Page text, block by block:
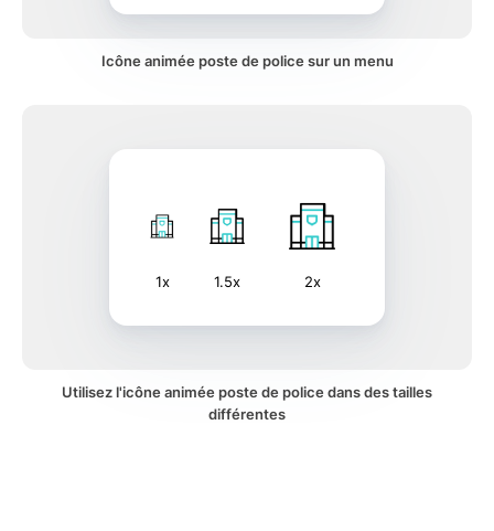
Icône animée poste de police sur un menu
1x 1.5x 2x
Utilisez l'icône animée poste de police dans des tailles
différentes